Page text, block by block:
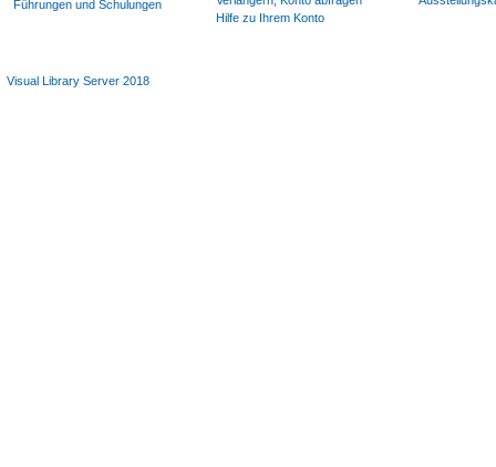
Führungen und Schulungen
Hilfe zu Ihrem Konto
Visual Library Server 2018